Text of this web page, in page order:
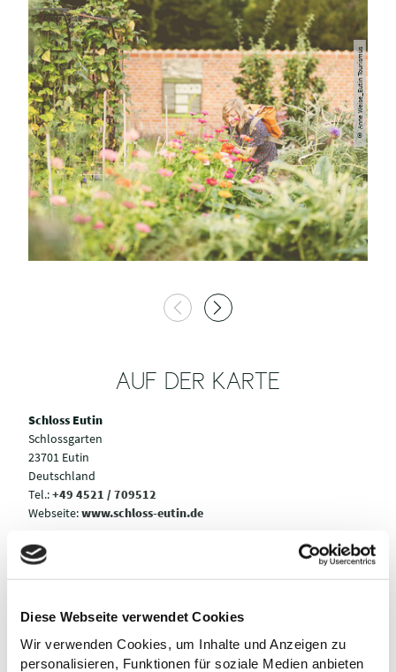
Diese Webseite verwendet Cookies
Wir verwenden Cookies, um Inhalte und Anzeigen zu
personalisieren, Funktionen für soziale Medien anbieten
© Anne Weise_Eutin Tourismus
AUF DER KARTE
Schloss Eutin
Schlossgarten
23701 Eutin
Deutschland
Tel.:+49 4521 / 709512
Webseite:www.schloss-eutin.de
Anreise planen